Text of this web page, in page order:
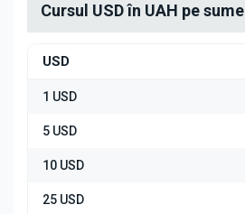
Cursul USD în UAH pe sume
USD
1 USD
5 USD
10 USD
25 USD